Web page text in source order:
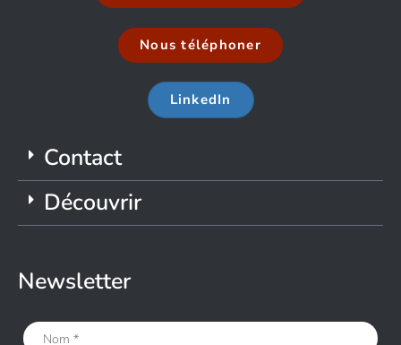
Nous téléphoner
LinkedIn
Contact
Découvrir
Newsletter